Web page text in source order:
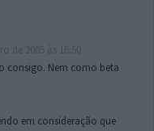
consigo. Nem como beta
em consideração que